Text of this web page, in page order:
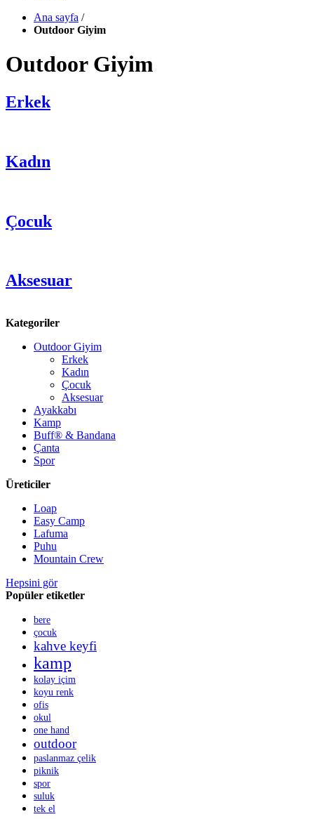
Ana sayfa /
Outdoor Giyim
Outdoor Giyim
Erkek
Kadın
Çocuk
Aksesuar
Kategoriler
Outdoor Giyim
Erkek
Kadın
Çocuk
Aksesuar
Ayakkabı
Kamp
Buff® & Bandana
Çanta
Spor
Üreticiler
Loap
Easy Camp
Lafuma
Puhu
Mountain Crew
Hepsini gör
Popüler etiketler
bere
çocuk
kahve keyfi
kamp
kolay içim
koyu renk
ofis
okul
one hand
outdoor
paslanmaz çelik
piknik
spor
suluk
tek el